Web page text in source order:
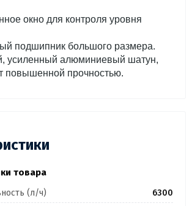
окно для контроля уровня
подшипник большого размера.
усиленный алюминиевый шатун,
повышенной прочностью.
товара
(л/ч) 6300